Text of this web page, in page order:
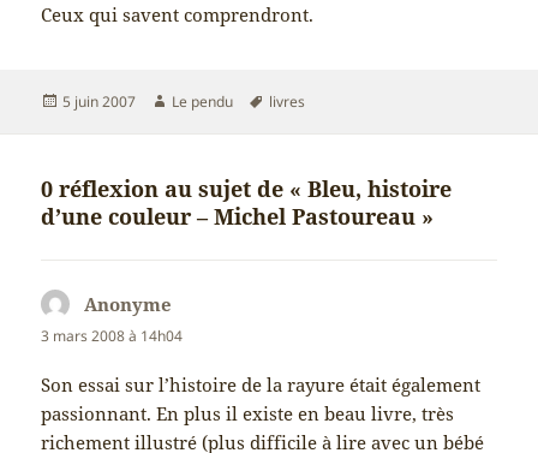
Ceux qui savent comprendront.
Publié
5 juin 2007 Auteur
Le pendu
Mots-
livres
0 réflexion au sujet de « Bleu, histoire
d’une couleur – Michel Pastoureau »
Anonyme
3 mars 2008 à 14h04
Son essai sur l’histoire de la rayure était également
passionnant. En plus il existe en beau livre, très
richement illustré (plus difficile à lire avec un bébé